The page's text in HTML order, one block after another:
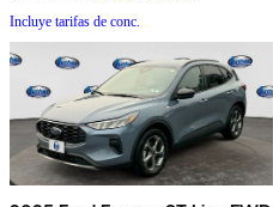
Incluye tarifas de conc.